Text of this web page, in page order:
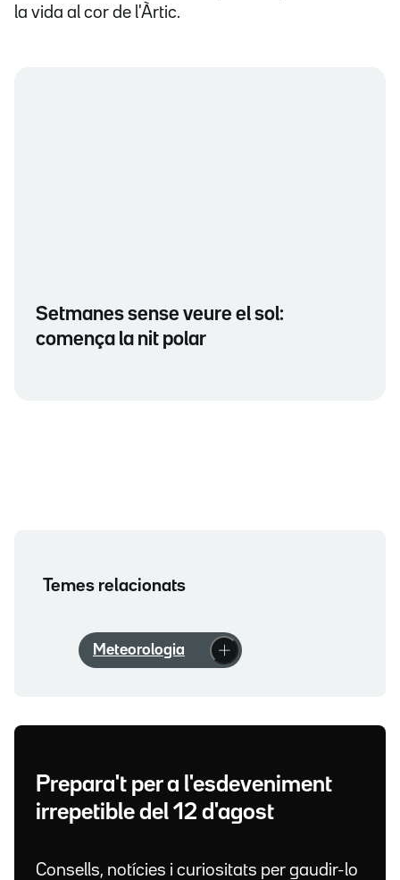
la vida al cor de l'Àrtic.
Setmanes sense veure el sol:
comença la nit polar
Temes relacionats
Meteorologia
Prepara't per a l'esdeveniment
irrepetible del 12 d'agost
Consells, notícies i curiositats per gaudir-lo